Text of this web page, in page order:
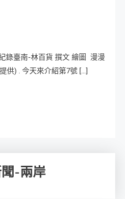
錄臺南-林百貨 撰文 繪圖 漫漫
供) . 今天來介紹第7號 […]
-兩岸